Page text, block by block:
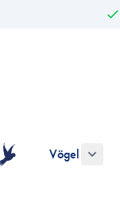
für die Kategorie
Vögel